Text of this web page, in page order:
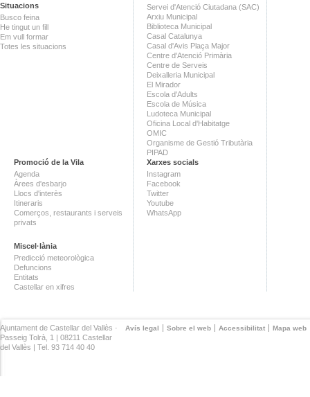
Situacions
Busco feina
He tingut un fill
Em vull formar
Totes les situacions
Servei d'Atenció Ciutadana (SAC)
Arxiu Municipal
Biblioteca Municipal
Casal Catalunya
Casal d'Avis Plaça Major
Centre d'Atenció Primària
Centre de Serveis
Deixalleria Municipal
El Mirador
Escola d'Adults
Escola de Música
Ludoteca Municipal
Oficina Local d'Habitatge
OMIC
Organisme de Gestió Tributària
PIPAD
Promoció de la Vila
Agenda
Àrees d'esbarjo
Llocs d'interès
Itineraris
Comerços, restaurants i serveis
privats
Miscel·lània
Predicció meteorològica
Defuncions
Entitats
Castellar en xifres
Xarxes socials
Instagram
Facebook
Twitter
Youtube
WhatsApp
Avís legal Sobre el web Accessibilitat Mapa web
Ajuntament de Castellar del Vallès ·
Passeig Tolrà, 1 | 08211 Castellar
del Vallès | Tel. 93 714 40 40